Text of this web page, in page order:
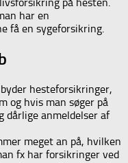
har en
få en sygeforsikring.
hesteforsikringer,
og hvis man søger på
dårlige anmeldelser af
meget an på, hvilken
fx har forsikringer ved